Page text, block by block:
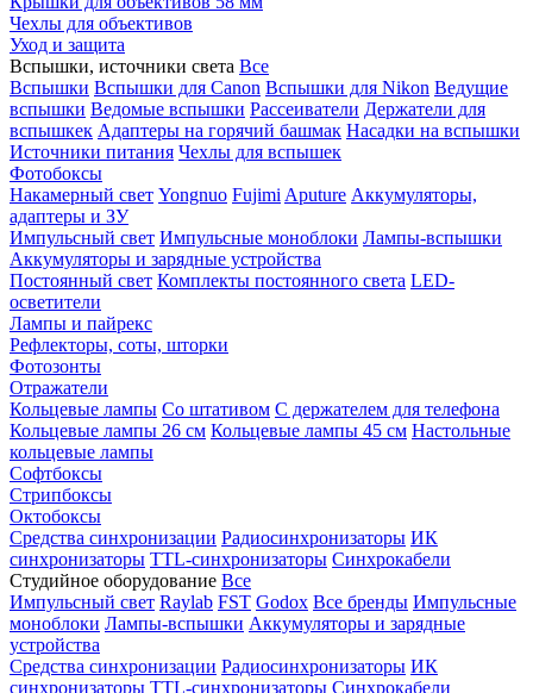
Чехлы для объективов
Уход и защита
Вспышки, источники света Все
Вспышки Вспышки для Canon Вспышки для Nikon Ведущие
вспышки Ведомые вспышки Рассеиватели Держатели для
вспышкек Адаптеры на горячий башмак Насадки на вспышки
Источники питания Чехлы для вспышек
Фотобоксы
Накамерный свет Yongnuo Fujimi Aputure Аккумуляторы,
адаптеры и ЗУ
Импульсный свет Импульсные моноблоки Лампы-вспышки
Аккумуляторы и зарядные устройства
Постоянный свет Комплекты постоянного света LED-
осветители
Лампы и пайрекс
Рефлекторы, соты, шторки
Фотозонты
Отражатели
Кольцевые лампы Со штативом С держателем для телефона
Кольцевые лампы 26 см Кольцевые лампы 45 см Настольные
кольцевые лампы
Софтбоксы
Стрипбоксы
Октобоксы
Средства синхронизации Радиосинхронизаторы ИК
синхронизаторы TTL-синхронизаторы Синхрокабели
Студийное оборудование Все
Импульсный свет Raylab FST Godox Все бренды Импульсные
моноблоки Лампы-вспышки Аккумуляторы и зарядные
устройства
Средства синхронизации Радиосинхронизаторы ИК
синхронизаторы TTL-синхронизаторы Синхрокабели